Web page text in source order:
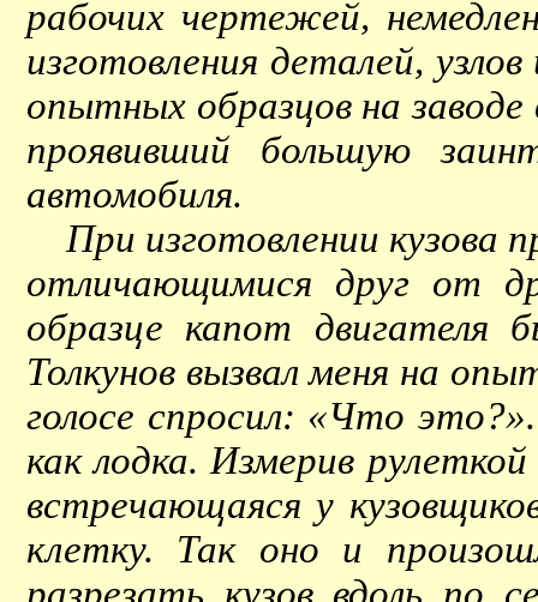
рабочих чертежей,
изготовления деталей,
опытных образцов на
проявивший большую
автомобиля.
При изготовлении кузова
отличающимися друг от
образце капот
Толкунов вызвал меня на
голосе спросил: «Что
как лодка. Измерив
встречающаяся у
клетку. Так оно и